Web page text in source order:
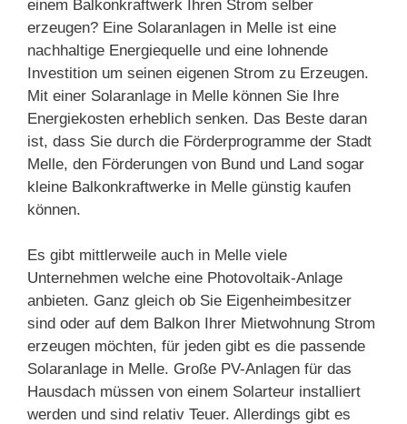
einem Balkonkraftwerk Ihren Strom selber
erzeugen? Eine Solaranlagen in Melle ist eine
nachhaltige Energiequelle und eine lohnende
Investition um seinen eigenen Strom zu Erzeugen.
Mit einer Solaranlage in Melle können Sie Ihre
Energiekosten erheblich senken. Das Beste daran
ist, dass Sie durch die Förderprogramme der Stadt
Melle, den Förderungen von Bund und Land sogar
kleine Balkonkraftwerke in Melle günstig kaufen
können.
Es gibt mittlerweile auch in Melle viele
Unternehmen welche eine Photovoltaik-Anlage
anbieten. Ganz gleich ob Sie Eigenheimbesitzer
sind oder auf dem Balkon Ihrer Mietwohnung Strom
erzeugen möchten, für jeden gibt es die passende
Solaranlage in Melle. Große PV-Anlagen für das
Hausdach müssen von einem Solarteur installiert
werden und sind relativ Teuer. Allerdings gibt es